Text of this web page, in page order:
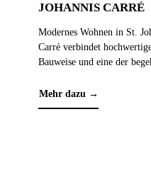
JOHANNIS CARRÉ
Modernes Wohnen in St.
Carré verbindet
Bauweise und eine der
exklusiven Penthouse-
vielfältige Wohnkonzepte
Mehr dazu →